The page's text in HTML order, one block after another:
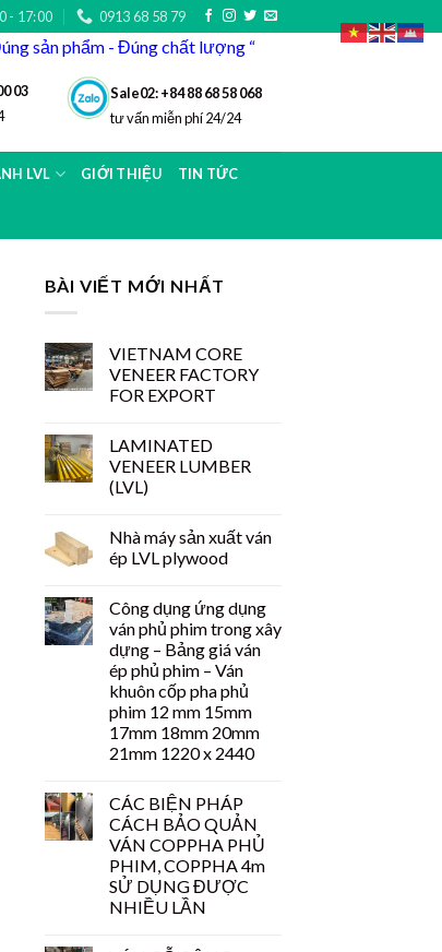
- 17:00 0913 68 58 79
sản phẩm - Đúng chất lượng “
03
Sale02: +84 88 68 58 068
tư vấn miễn phí 24/24
LVL GIỚI THIỆU TIN TỨC
BÀI VIẾT MỚI NHẤT
VIETNAM CORE
VENEER FACTORY
FOR EXPORT
LAMINATED
VENEER LUMBER
(LVL)
Nhà máy sản xuất ván
ép LVL plywood
Công dụng ứng dụng
ván phủ phim trong xây
dựng – Bảng giá ván
ép phủ phim – Ván
khuôn cốp pha phủ
phim 12 mm 15mm
17mm 18mm 20mm
21mm 1220 x 2440
CÁC BIỆN PHÁP
CÁCH BẢO QUẢN
VÁN COPPHA PHỦ
PHIM, COPPHA 4m
SỬ DỤNG ĐƯỢC
NHIỀU LẦN